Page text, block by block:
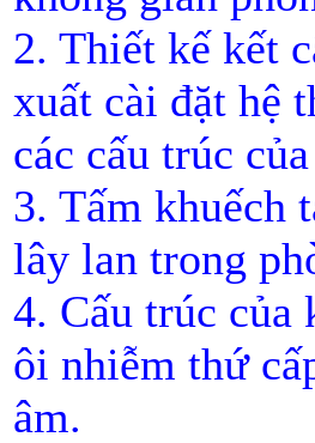
2. Thiết kế kết
xuất cài đặt hệ
các cấu trúc
3. Tấm khuếch
lây lan trong
4. Cấu trúc của
ôi nhiễm thứ
âm.